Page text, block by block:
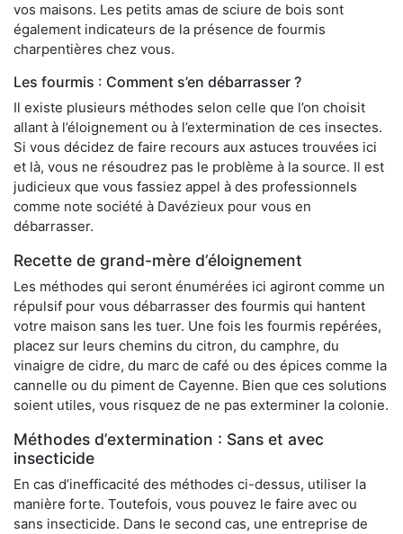
vos maisons. Les petits amas de sciure de bois sont
également indicateurs de la présence de fourmis
charpentières chez vous.
Les fourmis : Comment s’en débarrasser ?
Il existe plusieurs méthodes selon celle que l’on choisit
allant à l’éloignement ou à l’extermination de ces insectes.
Si vous décidez de faire recours aux astuces trouvées ici
et là, vous ne résoudrez pas le problème à la source. Il est
judicieux que vous fassiez appel à des professionnels
comme note société à Davézieux pour vous en
débarrasser.
Recette de grand-mère d’éloignement
Les méthodes qui seront énumérées ici agiront comme un
répulsif pour vous débarrasser des fourmis qui hantent
votre maison sans les tuer. Une fois les fourmis repérées,
placez sur leurs chemins du citron, du camphre, du
vinaigre de cidre, du marc de café ou des épices comme la
cannelle ou du piment de Cayenne. Bien que ces solutions
soient utiles, vous risquez de ne pas exterminer la colonie.
Méthodes d’extermination : Sans et avec
insecticide
En cas d’inefficacité des méthodes ci-dessus, utiliser la
manière forte. Toutefois, vous pouvez le faire avec ou
sans insecticide. Dans le second cas, une entreprise de